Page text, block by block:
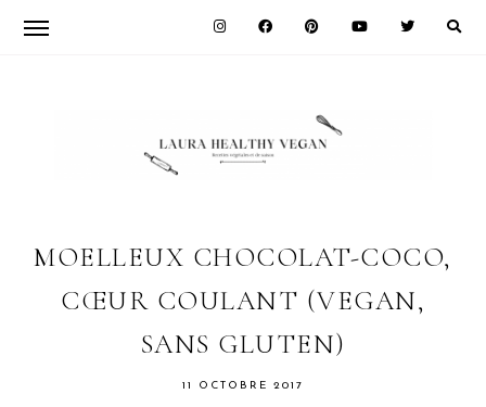
HEALTHY
VEGAN
MOELLEUX CHOCOLAT-COCO,
CŒUR COULANT (VEGAN,
SANS GLUTEN)
11 OCTOBRE 2017